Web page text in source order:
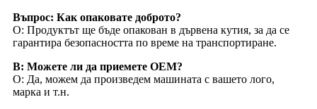
Въпрос: Как опаковате доброто?
О: Продуктът ще бъде опакован в дървена кутия, за да се
гарантира безопасността по време на транспортиране.
В: Можете ли да приемете OEM?
О: Да, можем да произведем машината с вашето лого,
марка и т.н.